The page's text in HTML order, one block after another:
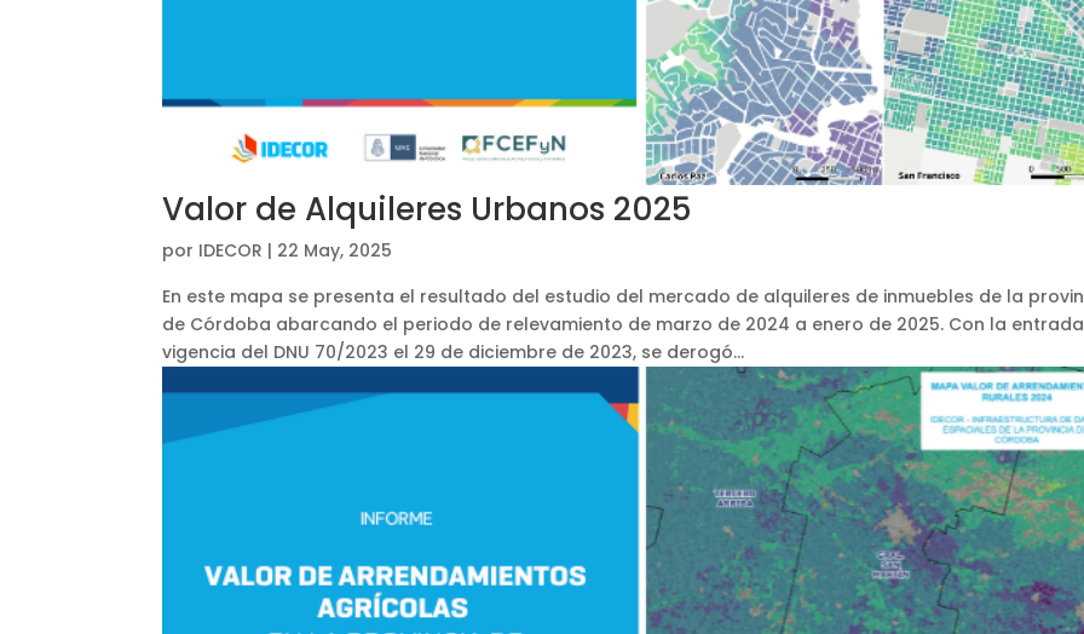
Valor de Alquileres Urbanos 2025
por IDECOR | 22 May, 2025
En este mapa se presenta el resultado del estudio del mercado de alquileres de inmuebles de la
de Córdoba abarcando el periodo de relevamiento de marzo de 2024 a enero de 2025. Con la
vigencia del DNU 70/2023 el 29 de diciembre de 2023, se derogó...